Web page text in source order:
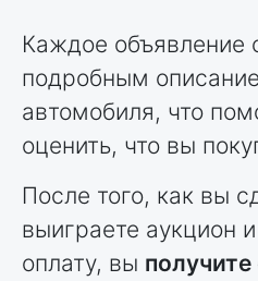
Каждое объявление
подробным
автомобиля, что
оценить, что вы
После того, как вы
выиграете аукцион
оплату, вы